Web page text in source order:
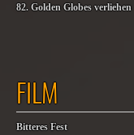
82. Golden Globes verliehen
FILM
Bitteres Fest